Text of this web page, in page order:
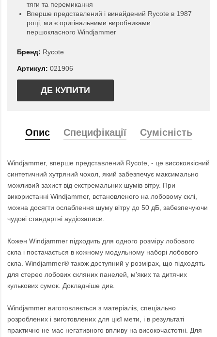
тяги та перемикання
Вперше представлений і винайдений Rycote в 1987
році, ми є оригінальними виробниками
першокласного Windjammer
Бренд: Rycote
Артикул: 021906
ДЕ КУПИТИ
Опис Специфікації Сумісність
Windjammer, вперше представлений Rycote, - це високоякісний
синтетичний хутряний чохол, який забезпечує максимально
можливий захист від екстремальних шумів вітру. При
використанні Windjammer, встановленого на лобовому склі,
можна досягти ослаблення шуму вітру до 50 дБ, забезпечуючи
чудові стандартні аудіозаписи.
Кожен Windjammer підходить для одного розміру лобового
скла і постачається в кожному модульному наборі лобового
скла. Windjammer® також доступний у розмірах, що підходять
для стерео лобових скляних панелей, м'яких та дитячих
кулькових сумок. Докладніше див.
Windjammer виготовляється з матеріалів, спеціально
розроблених і виготовлених для цієї мети, і в результаті
практично не має негативного впливу на високочастотні. Для